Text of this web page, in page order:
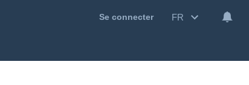
Se connecter FR